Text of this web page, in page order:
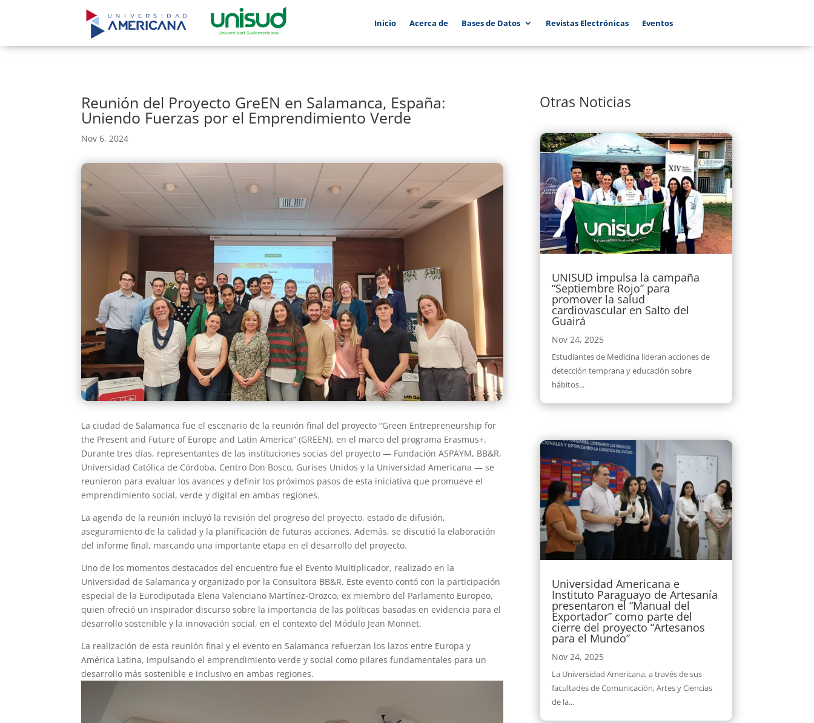
Inicio Acerca de Bases de Datos Revistas Electrónicas Eventos
Reunión del Proyecto GreEN en Salamanca, España:
Uniendo Fuerzas por el Emprendimiento Verde
Nov 6, 2024
La ciudad de Salamanca fue el escenario de la reunión final del proyecto “Green Entrepreneurship for
the Present and Future of Europe and Latin America” (GREEN), en el marco del programa Erasmus+.
Durante tres días, representantes de las instituciones socias del proyecto — Fundación ASPAYM, BB&R,
Universidad Católica de Córdoba, Centro Don Bosco, Gurises Unidos y la Universidad Americana — se
reunieron para evaluar los avances y definir los próximos pasos de esta iniciativa que promueve el
emprendimiento social, verde y digital en ambas regiones.
La agenda de la reunión incluyó la revisión del progreso del proyecto, estado de difusión,
aseguramiento de la calidad y la planificación de futuras acciones. Además, se discutió la elaboración
del informe final, marcando una importante etapa en el desarrollo del proyecto.
Uno de los momentos destacados del encuentro fue el Evento Multiplicador, realizado en la
Universidad de Salamanca y organizado por la Consultora BB&R. Este evento contó con la participación
especial de la Eurodiputada Elena Valenciano Martínez-Orozco, ex miembro del Parlamento Europeo,
quien ofreció un inspirador discurso sobre la importancia de las políticas basadas en evidencia para el
desarrollo sostenible y la innovación social, en el contexto del Módulo Jean Monnet.
La realización de esta reunión final y el evento en Salamanca refuerzan los lazos entre Europa y
América Latina, impulsando el emprendimiento verde y social como pilares fundamentales para un
desarrollo más sostenible e inclusivo en ambas regiones.
Otras Noticias
UNISUD impulsa la campaña
“Septiembre Rojo” para
promover la salud
cardiovascular en Salto del
Guairá
Nov 24, 2025
Estudiantes de Medicina lideran acciones de
detección temprana y educación sobre
hábitos...
Universidad Americana e
Instituto Paraguayo de Artesanía
presentaron el “Manual del
Exportador” como parte del
cierre del proyecto “Artesanos
para el Mundo”
Nov 24, 2025
La Universidad Americana, a través de sus
facultades de Comunicación, Artes y Ciencias
de la...